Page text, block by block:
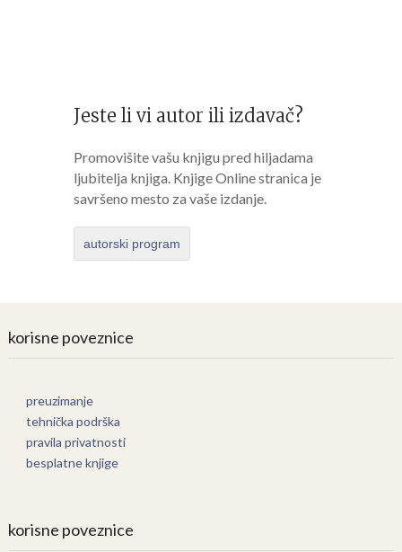
Jeste li vi autor ili izdavač?
Promovišite vašu knjigu pred hiljadama
ljubitelja knjiga. Knjige Online stranica je
savršeno mesto za vaše izdanje.
autorski program
korisne poveznice
preuzimanje
tehnička podrška
pravila privatnosti
besplatne knjige
korisne poveznice